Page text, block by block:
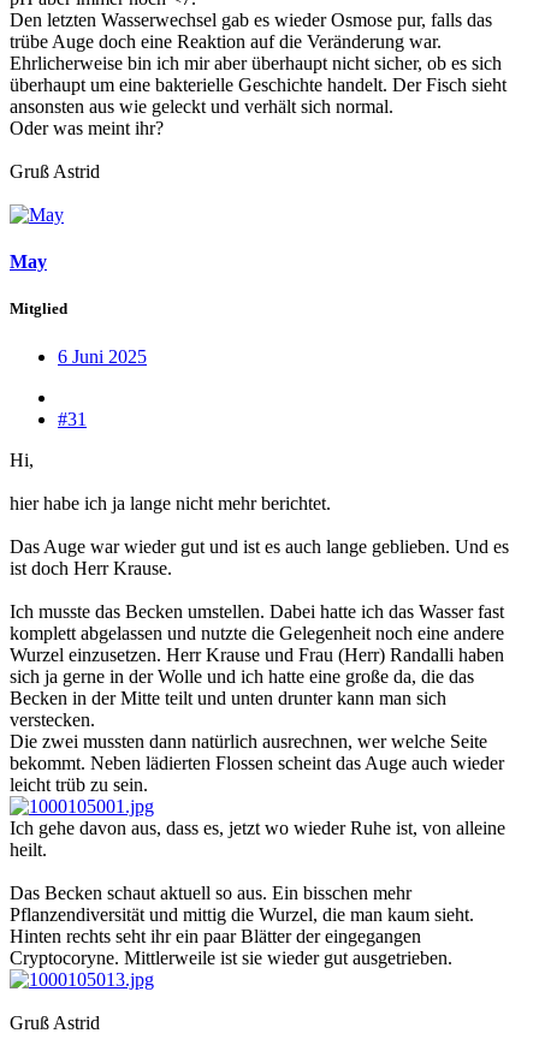
Den letzten Wasserwechsel gab es wieder Osmose pur, falls das
trübe Auge doch eine Reaktion auf die Veränderung war.
Ehrlicherweise bin ich mir aber überhaupt nicht sicher, ob es sich
überhaupt um eine bakterielle Geschichte handelt. Der Fisch sieht
ansonsten aus wie geleckt und verhält sich normal.
Oder was meint ihr?
Gruß Astrid
May
Mitglied
6 Juni 2025
#31
Hi,
hier habe ich ja lange nicht mehr berichtet.
Das Auge war wieder gut und ist es auch lange geblieben. Und es
ist doch Herr Krause.
Ich musste das Becken umstellen. Dabei hatte ich das Wasser fast
komplett abgelassen und nutzte die Gelegenheit noch eine andere
Wurzel einzusetzen. Herr Krause und Frau (Herr) Randalli haben
sich ja gerne in der Wolle und ich hatte eine große da, die das
Becken in der Mitte teilt und unten drunter kann man sich
verstecken.
Die zwei mussten dann natürlich ausrechnen, wer welche Seite
bekommt. Neben lädierten Flossen scheint das Auge auch wieder
leicht trüb zu sein.
Ich gehe davon aus, dass es, jetzt wo wieder Ruhe ist, von alleine
heilt.
Das Becken schaut aktuell so aus. Ein bisschen mehr
Pflanzendiversität und mittig die Wurzel, die man kaum sieht.
Hinten rechts seht ihr ein paar Blätter der eingegangen
Cryptocoryne. Mittlerweile ist sie wieder gut ausgetrieben.
Gruß Astrid